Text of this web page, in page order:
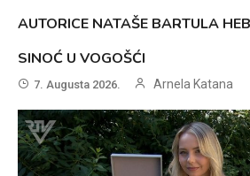
AUTORICE NATAŠE BARTULA
SINOĆ U VOGOŠĆI
7. Augusta 2026. Arnela Katana